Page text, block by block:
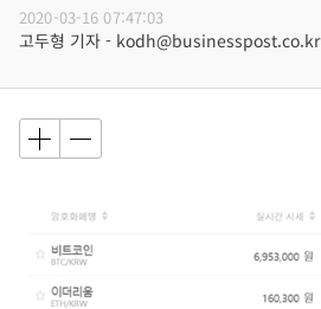
2020-03-16 07:47:03
고두형 기자 - kodh@businesspost.co.kr